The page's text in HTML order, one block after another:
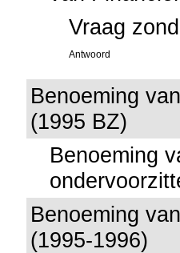
Vraag
Antwoord
Benoeming
(1995 BZ)
Benoeming
Benoeming
(1995-1996)